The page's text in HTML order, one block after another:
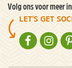
Volg ons voor meer
LET'S GET